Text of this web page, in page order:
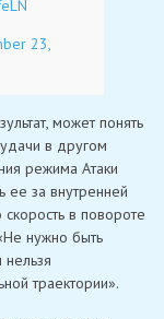
23,
может понять
в другом
режима Атаки
за внутренней
в повороте
нужно быть
нельзя
траектории».